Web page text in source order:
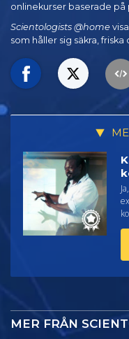
onlinekurser baserade på
Scientologists @home
som håller sig säkra,
MER FRÅN